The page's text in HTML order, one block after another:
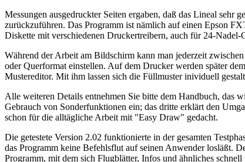
Messungen ausgedruckter Seiten ergaben, daß das Lineal
zurückzuführen. Das Programm ist nämlich auf einen Epson
Diskette mit verschiedenen Druckertreibern, auch für 24-Nadel-
Während der Arbeit am Bildschirm kann man jederzeit
oder Querformat einstellen. Auf dem Drucker werden später
Mustereditor. Mit ihm lassen sich die Füllmuster inividuell
Alle weiteren Details entnehmen Sie bitte dem Handbuch, das
Gebrauch von Sonderfunktionen ein; das dritte erklärt den
schon für die alltägliche Arbeit mit "Easy Draw" gedacht.
Die getestete Version 2.02 funktionierte in der gesamten
das Programm keine Befehlsflut auf seinen Anwender losläßt.
Programm, mit dem sich Flugblätter, Infos und ähnliches